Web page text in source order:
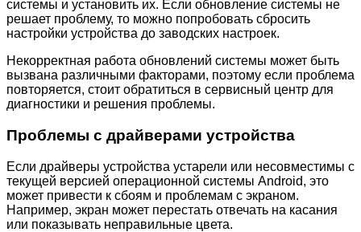
системы и установить их. Если обновление системы не
решает проблему, то можно попробовать сбросить
настройки устройства до заводских настроек.
Некорректная работа обновлений системы может быть
вызвана различными факторами, поэтому если проблема
повторяется, стоит обратиться в сервисный центр для
диагностики и решения проблемы.
Проблемы с драйверами устройства
Если драйверы устройства устарели или несовместимы с
текущей версией операционной системы Android, это
может привести к сбоям и проблемам с экраном.
Например, экран может перестать отвечать на касания
или показывать неправильные цвета.